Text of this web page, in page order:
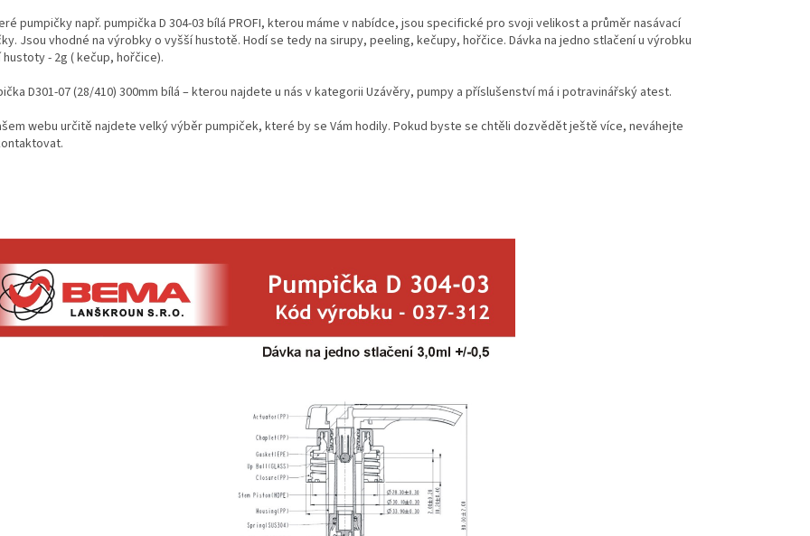
pumpičky např. pumpička D 304-03 bílá PROFI, kterou máme v nabídce, jsou specifické pro svoji velikost a průměr nasávací
Jsou vhodné na výrobky o vyšší hustotě. Hodí se tedy na sirupy, peeling, kečupy, hořčice. Dávka na jedno stlačení u výrobku
- 2g ( kečup, hořčice).
D301-07 (28/410) 300mm bílá – kterou najdete u nás v kategorii Uzávěry, pumpy a příslušenství má i potravinářský atest.
webu určitě najdete velký výběr pumpiček, které by se Vám hodily. Pokud byste se chtěli dozvědět ještě více, neváhejte